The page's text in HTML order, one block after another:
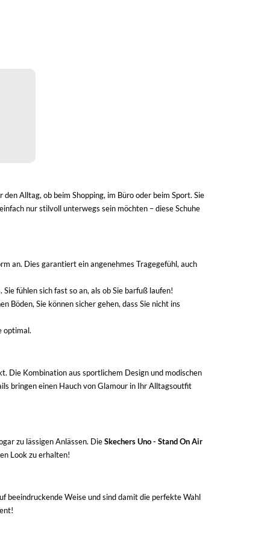
Alltag, ob beim Shopping, im Büro oder beim Sport. Sie
nur stilvoll unterwegs sein möchten – diese Schuhe
an. Dies garantiert ein angenehmes Tragegefühl, auch
fühlen sich fast so an, als ob Sie barfuß laufen!
Böden, Sie können sicher gehen, dass Sie nicht ins
optimal.
Die Kombination aus sportlichem Design und modischen
bringen einen Hauch von Glamour in Ihr Alltagsoutfit
zu lässigen Anlässen. DieSkechers Uno - Stand On Air
Look zu erhalten!
beeindruckende Weise und sind damit die perfekte Wahl